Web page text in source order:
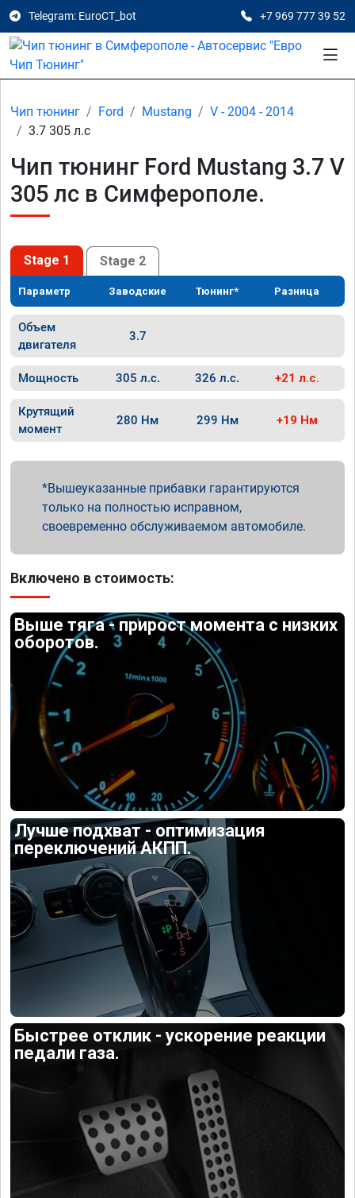
Telegram: EuroCT_bot +7 969 777 39 52
Чип тюнинг Ford Mustang
V - 2004 - 2014
3.7 305 л.с
Чип тюнинг Ford Mustang 3.7 V
305 лс в Симферополе.
Stage 1 Stage 2
Параметр Заводские Тюнинг* Разница
Объем
двигателя
3.7
Мощность 305 л.с. 326 л.с. +21 л.с.
Крутящий
момент
280 Нм 299 Нм +19 Нм
Вышеуказанные прибавки гарантируются
только на полностью исправном,
своевременно обслуживаемом автомобиле.
Включено в стоимость:
Выше тяга - прирост момента с низких
оборотов.
Лучше подхват - оптимизация
переключений АКПП.
Быстрее отклик - ускорение реакции
педали газа.